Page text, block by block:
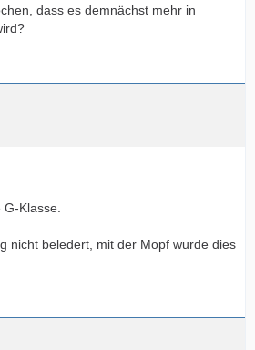
dass es demnächst mehr in
Klasse.
nicht beledert, mit der Mopf wurde dies